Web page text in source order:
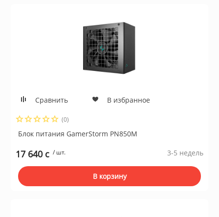
Сравнить В избранное
(0)
Блок питания GamerStorm PN850М
17 640 c / шт. 3-5 недель
В корзину